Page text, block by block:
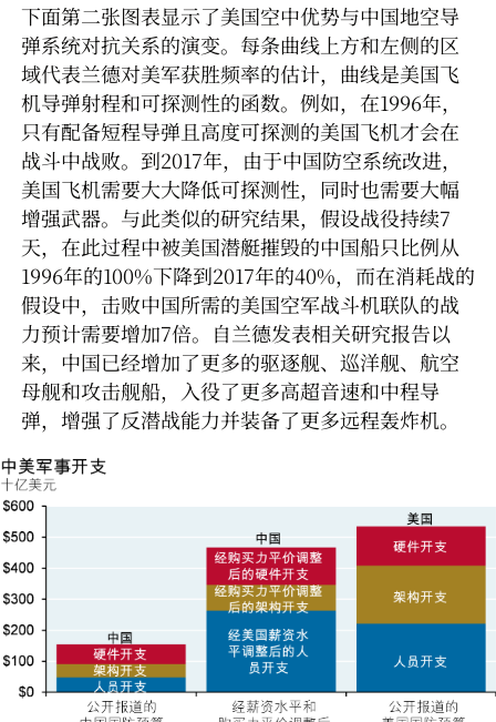
下面第二张图表显示了美国空中优势与中国地空导
弹系统对抗关系的演变。每条曲线上方和左侧的区
域代表兰德对美军获胜频率的估计，曲线是美国飞
机导弹射程和可探测性的函数。例如，在1996年，
只有配备短程导弹且高度可探测的美国飞机才会在
战斗中战败。到2017年，由于中国防空系统改进，
美国飞机需要大大降低可探测性，同时也需要大幅
增强武器。与此类似的研究结果，假设战役持续7
天，在此过程中被美国潜艇摧毁的中国船只比例从
1996年的100%下降到2017年的40%，而在消耗战的
假设中，击败中国所需的美国空军战斗机联队的战
力预计需要增加7倍。自兰德发表相关研究报告以
来，中国已经增加了更多的驱逐舰、巡洋舰、航空
母舰和攻击舰船，入役了更多高超音速和中程导
弹，增强了反潜战能力并装备了更多远程轰炸机。